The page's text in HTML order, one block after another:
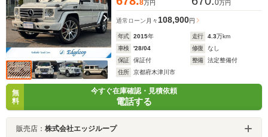
8万円 0万円
通常ローン 月々 108,900円
年式 2015年 走行 4.3万km
車検
'28/04 修復
なし
保証
保証付 整備
法定整備付
住所
京都府木津川市
無
料
今すぐ在庫確認・見積依頼
電話する
販売店： 株式会社エッジループ